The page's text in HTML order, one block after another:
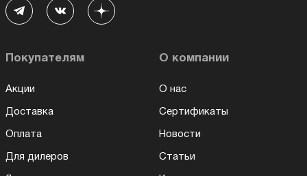
Покупателям
Акции
Доставка
Оплата
Для дилеров
О компании
О нас
Сертификаты
Новости
Статьи